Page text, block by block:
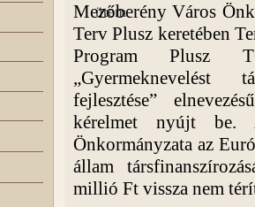
ütem
Mezőberény Város
Terv Plusz keretében
Program Plusz
„Gyermeknevelést
fejlesztése”
kérelmet nyújt be.
Önkormányzata az
állam
millió Ft vissza nem